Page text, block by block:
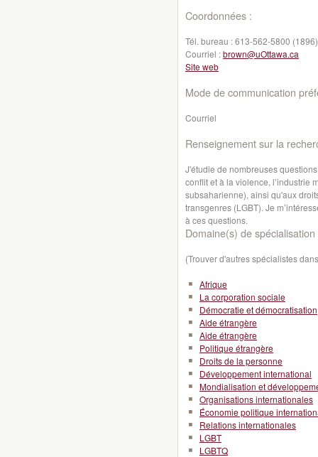
Coordonnées :
Tél. bureau :613-562-5800 (1896)
Courriel :brown@uOttawa.ca
Site web
Mode de communication
Courriel
Renseignement sur la
J'étudie de nombreuses
conflit et à la violence, l’industrie
subsaharienne), ainsi qu'aux
transgenres (LGBT). Je
à ces questions.
Domaine(s) de spécialisation
(Trouver d'autres spécialistes
Afrique
La corporation sociale
Démocratie et démocratisation
Aide étrangère
Aide étrangère
Politique étrangère
Droits de la personne
Développement international
Mondialisation et
Organisations internationales
Économie politique
Relations internationales
LGBT
LGBTQ